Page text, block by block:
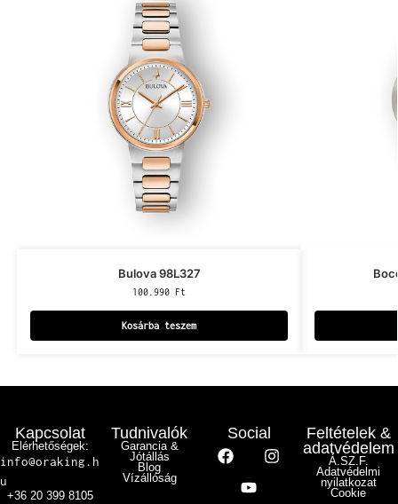
Bulova 98L327
100.990 Ft
Kosárba teszem
Kapcsolat
Elérhetőségek:
info@oraking.h
u
+36 20 399 8105
Tudnivalók
Garancia &
Jótállás
Blog
Vízállóság
Social
Feltételek &
adatvédelem
Á.SZ.F.
Adatvédelmi
nyilatkozat
Cookie